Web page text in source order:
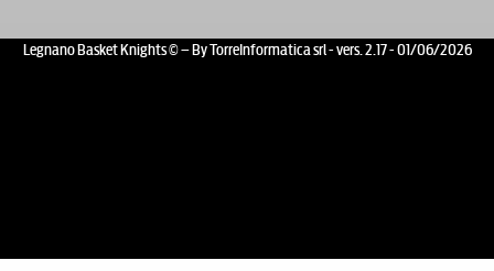
Legnano Basket Knights © – By TorreInformatica srl - vers. 2.17 - 01/06/2026